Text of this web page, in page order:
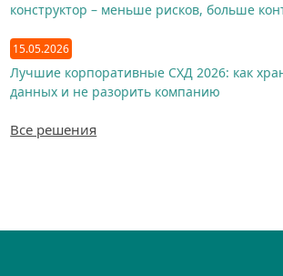
конструктор – меньше рисков, больше
15.05.2026
Лучшие корпоративные СХД 2026: как
данных и не разорить компанию
Все решения